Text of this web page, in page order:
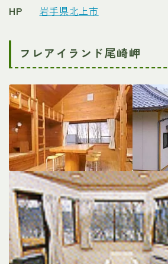
HP
岩手県北上市
フレアイランド尾崎岬